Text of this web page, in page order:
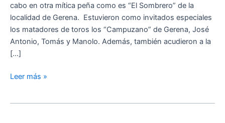
cabo en otra mítica peña como es “El Sombrero” de la
localidad de Gerena. Estuvieron como invitados especiales
los matadores de toros los “Campuzano” de Gerena, José
Antonio, Tomás y Manolo. Además, también acudieron a la
[…]
Leer más »